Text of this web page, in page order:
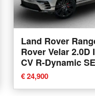
Land Rover
Rover Velar 2.0D
CV R-Dynamic
2019 usata a
€ 24,900